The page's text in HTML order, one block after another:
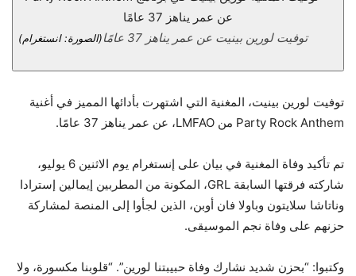
توفيت لورين بينيت عن عمر يناهز 37 عامًا (الصورة: انستغرام)
توفيت لورين بينيت، المغنية التي اشتهرت بأدائها المميز في أغنية
Party Rock Anthem من LMFAO، عن عمر يناهز 37 عامًا.
تم تأكيد وفاة المغنية في بيان على إنستغرام يوم الاثنين 6 يوليو،
شاركته فرقتها السابقة GRL، المكونة من المطربين إيمالين إسترادا
وناتاشا سلايتون وباولا فان أوبن، الذين لجأوا إلى المنصة لمشاركة
حزنهم على وفاة نجم الموسيقى.
وكتبوا: “بحزن شديد نشارك وفاة حبيبتنا لورين”. “قلوبنا مكسورة، ولا